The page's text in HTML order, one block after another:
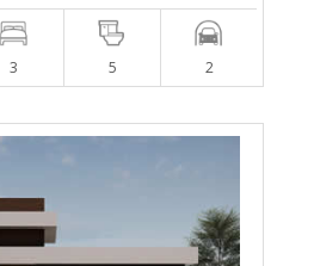
3 5 2